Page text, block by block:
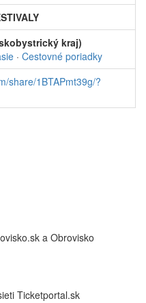
kraj)
· Cestovné poriadky
share/1BTAPmt39g/?
a Obrovisko
Ticketportal.sk